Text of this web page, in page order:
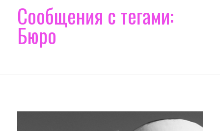
Сообщения с тегами:
Бюро